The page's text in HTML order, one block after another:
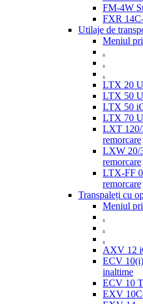
FM-4W
FXR
Utilaje de
Meniul
.
.
.
LTX 20
LTX 50
LTX 50
LTX 70
LXT 120/
remorcare
LXW 20/
remorcare
LTX-FF
remorcare
Transpaleți cu
Meniul
.
.
.
AXV 12
ECV 10(i)
inaltime
ECV 10
EXV